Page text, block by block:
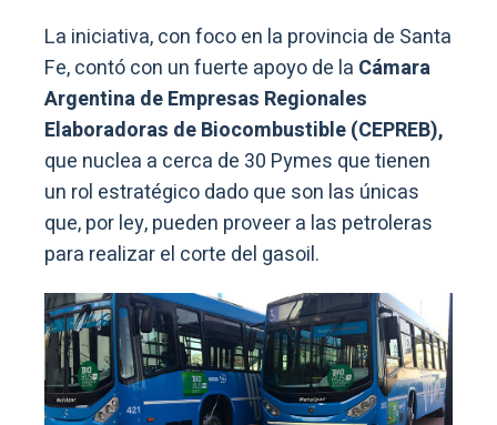
La iniciativa, con foco en la provincia de Santa
Fe, contó con un fuerte apoyo de la Cámara
Argentina de Empresas Regionales
Elaboradoras de Biocombustible (CEPREB),
que nuclea a cerca de 30 Pymes que tienen
un rol estratégico dado que son las únicas
que, por ley, pueden proveer a las petroleras
para realizar el corte del gasoil.